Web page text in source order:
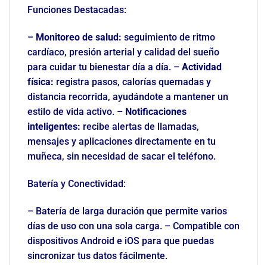
Funciones Destacadas:
– Monitoreo de salud: seguimiento de ritmo
cardíaco, presión arterial y calidad del sueño
para cuidar tu bienestar día a día. – Actividad
física: registra pasos, calorías quemadas y
distancia recorrida, ayudándote a mantener un
estilo de vida activo. – Notificaciones
inteligentes: recibe alertas de llamadas,
mensajes y aplicaciones directamente en tu
muñeca, sin necesidad de sacar el teléfono.
Batería y Conectividad:
– Batería de larga duración que permite varios
días de uso con una sola carga. – Compatible con
dispositivos Android e iOS para que puedas
sincronizar tus datos fácilmente.